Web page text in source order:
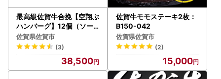
最高級佐賀牛合挽【空翔ぶ
ハンバーグ】12個（ソー
ス付）：B385-001
佐賀県佐賀市
(3)
38,500
佐賀牛モモステーキ2枚：
B150-042
佐賀県佐賀市
(2)
15,000